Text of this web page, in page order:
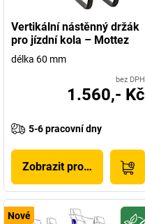
Vertikální nástěnný držák
pro jízdní kola – Mottez
délka 60 mm
bez DPH
1.560,- Kč
5-6 pracovní dny
Zobrazit produkt
Nové